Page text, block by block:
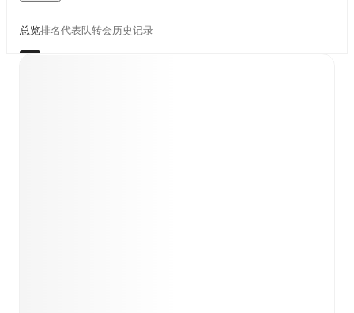
总览排名代表队转会历史记录